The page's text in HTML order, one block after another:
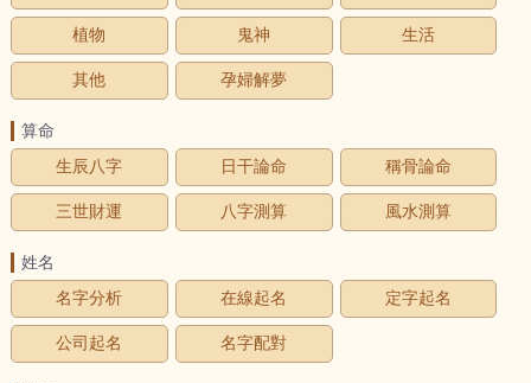
植物 鬼神 生活
其他 孕婦解夢
算命
生辰八字
日干論命 稱骨論命
三世財運 八字測算 風水測算
姓名
名字分析
在線起名 定字起名
公司起名 名字配對